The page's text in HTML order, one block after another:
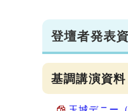
登壇者発表
基調講演資料